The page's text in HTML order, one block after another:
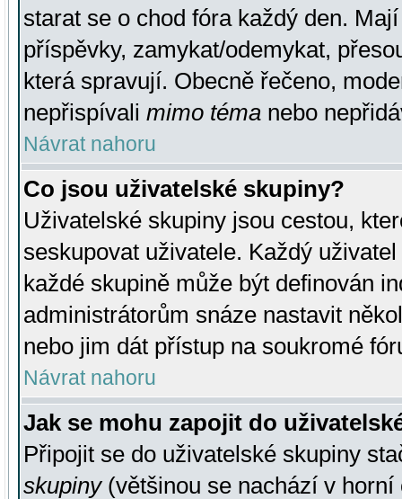
starat se o chod fóra každý den.
příspěvky, zamykat/odemykat,
která spravují. Obecně řečeno,
nepřispívali mimo téma nebo
Návrat nahoru
Co jsou uživatelské skupiny?
Uživatelské skupiny jsou cestou,
seskupovat uživatele. Každý
každé skupině může být definován
administrátorům snáze nastavit
nebo jim dát přístup na soukromé
Návrat nahoru
Jak se mohu zapojit do
Připojit se do uživatelské skupiny
skupiny(většinou se nachází v horní